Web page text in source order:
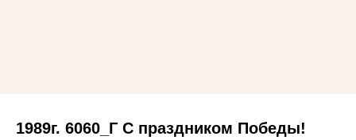
1989г. 6060_Г С праздником Победы!